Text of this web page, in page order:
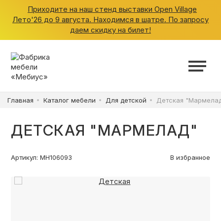
Приходите на наш стенд выставки Open Village
Лето'26 до 9 августа. Находимся в шатре. По запросу
даем скидку на билет!
Главная Каталог мебели Для детской Детская
ДЕТСКАЯ "МАРМЕЛАД"
Артикул: МН106093 В избранное
ШКАФЫ
КУХНИ
ГАРДЕРОБНЫЕ
ДЕТСКИЕ
ВАННАЯ